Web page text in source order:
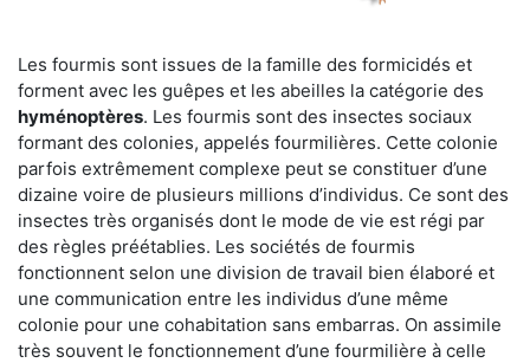
Les fourmis sont issues de la famille des formicidés et
forment avec les guêpes et les abeilles la catégorie des
hyménoptères. Les fourmis sont des insectes sociaux
formant des colonies, appelés fourmilières. Cette colonie
parfois extrêmement complexe peut se constituer d’une
dizaine voire de plusieurs millions d’individus. Ce sont des
insectes très organisés dont le mode de vie est régi par
des règles préétablies. Les sociétés de fourmis
fonctionnent selon une division de travail bien élaboré et
une communication entre les individus d’une même
colonie pour une cohabitation sans embarras. On assimile
très souvent le fonctionnement d’une fourmilière à celle